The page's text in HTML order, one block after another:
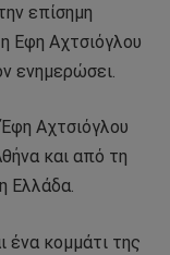
επίσημη
Εφη Αχτσιόγλου
ενημερώσει.
Αχτσιόγλου
και από τη
Ελλάδα.
ένα κομμάτι της